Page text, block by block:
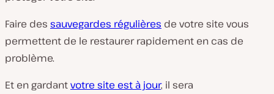
Faire des sauvegardes régulières de votre site vous
permettent de le restaurer rapidement en cas de
problème.
Et en gardantvotre site est à jour, il sera